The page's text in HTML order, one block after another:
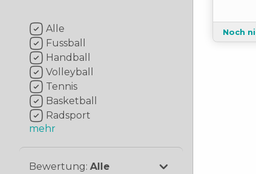
Alle
Fussball
Handball
Volleyball
Tennis
Basketball
Radsport
mehr
Bewertung: Alle
Noch